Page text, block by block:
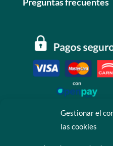
Gestionar el
las cookies